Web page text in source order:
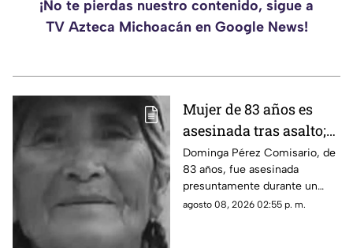
¡No te pierdas nuestro contenido, sigue a
TV Azteca Michoacán en Google News!
Mujer de 83 años es
asesinada tras asalto;
le robaron los $90 que
había ganado
vendiendo cemitas
Dominga Pérez Comisario, de
83 años, fue asesinada
presuntamente durante un
asalto en Amozoc, Puebla,
agosto 08, 2026 02:55 p. m.